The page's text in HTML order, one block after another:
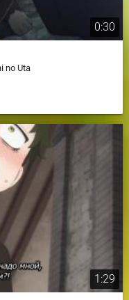
0:30
no Uta
1:29